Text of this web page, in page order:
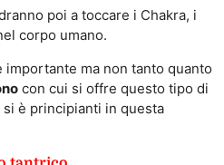
poi a toccare i Chakra, i
corpo umano.
importante ma non tanto quanto
con cui si offre questo tipo di
è principianti in questa